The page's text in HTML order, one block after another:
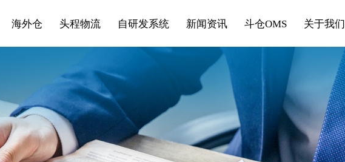
海外仓 头程物流 自研发系统 新闻资讯 斗仓OMS 关于我们